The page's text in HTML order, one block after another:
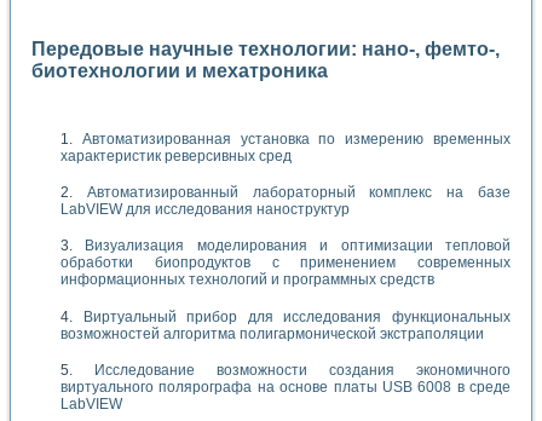
Передовые научные технологии: нано-, фемто-,
биотехнологии и мехатроника
Автоматизированная установка по измерению временных
характеристик реверсивных сред
Автоматизированный лабораторный комплекс на базе
LabVIEW для исследования наноструктур
Визуализация моделирования и оптимизации тепловой
обработки биопродуктов с применением современных
информационных технологий и программных средств
Виртуальный прибор для исследования функциональных
возможностей алгоритма полигармонической экстраполяции
Исследование возможности создания экономичного
виртуального полярографа на основе платы USB 6008 в среде
LabVIEW